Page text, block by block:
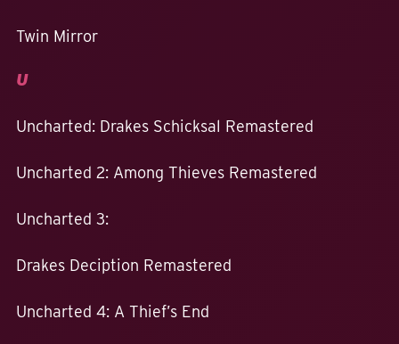
Twin Mirror
U
Uncharted: Drakes Schicksal Remastered
Uncharted 2: Among Thieves Remastered
Uncharted 3:
Drakes Deciption Remastered
Uncharted 4: A Thief’s End